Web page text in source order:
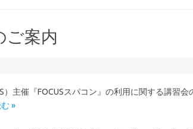
ご案内
主催『FOCUSスパコン』の利用に関する講習会
»